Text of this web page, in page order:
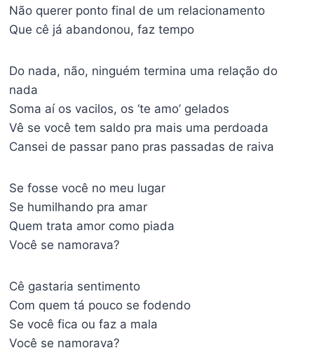
Não querer ponto final de um relacionamento
Que cê já abandonou, faz tempo
Do nada, não, ninguém termina uma relação do
nada
Soma aí os vacilos, os ‘te amo’ gelados
Vê se você tem saldo pra mais uma perdoada
Cansei de passar pano pras passadas de raiva
Se fosse você no meu lugar
Se humilhando pra amar
Quem trata amor como piada
Você se namorava?
Cê gastaria sentimento
Com quem tá pouco se fodendo
Se você fica ou faz a mala
Você se namorava?